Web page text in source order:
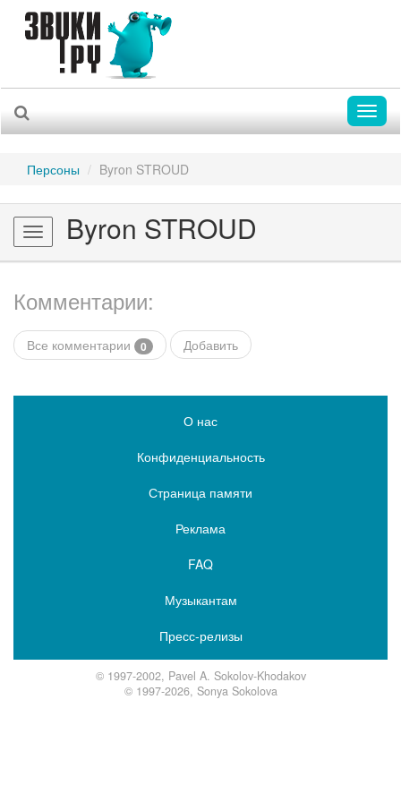
Персоны Byron STROUD
Toggle
navigation
Byron STROUD
Комментарии:
Все комментарии 0 Добавить
О нас
Конфиденциальность
Страница памяти
Реклама
FAQ
Музыкантам
Пресс-релизы
© 1997-2002, Pavel A. Sokolov-Khodakov
© 1997-2026, Sonya Sokolova